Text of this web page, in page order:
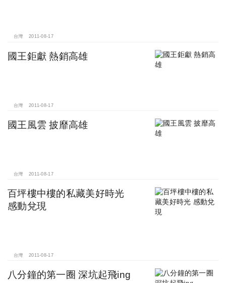
台灣 2011-08-17
國王鉅獻 熱銷高雄
台灣 2011-08-17
國王風雲 披靡高雄
台灣 2011-08-17
百坪樓中樓的私藏美好時光
感動兌現
台灣 2011-08-17
八分鐘的第一圈 深坑起飛ing